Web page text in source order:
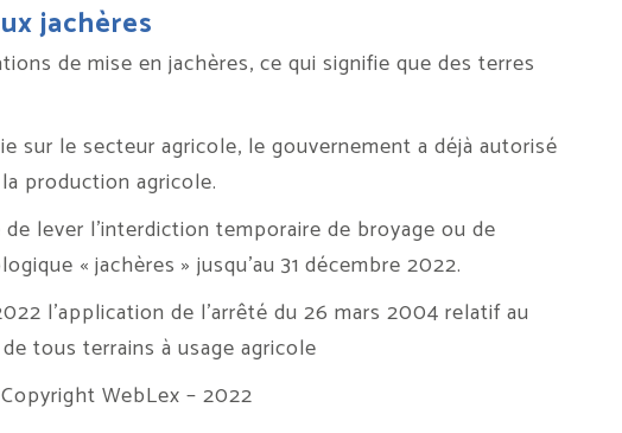
jachères
de mise en jachères, ce qui signifie que des terres
sur le secteur agricole, le gouvernement a déjà autorisé
production agricole.
lever l’interdiction temporaire de broyage ou de
« jachères » jusqu’au 31 décembre 2022.
l’application de l’arrêté du 26 mars 2004 relatif au
tous terrains à usage agricole
WebLex – 2022